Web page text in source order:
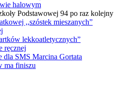
halowym
Podstawowej 94 po raz kolejny
,,szóstek mieszanych”
lekkoatletycznych”
ręcznej
dla SMS Marcina Gortata
ma finiszu